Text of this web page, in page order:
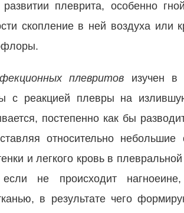
плеврита, особенно
скопление в ней воздуха
плевритов изучен в
с реак­цией плевры на
постепенно как бы
относительно
и легкого кровь в
не происходит нагноеине,
в результате чего